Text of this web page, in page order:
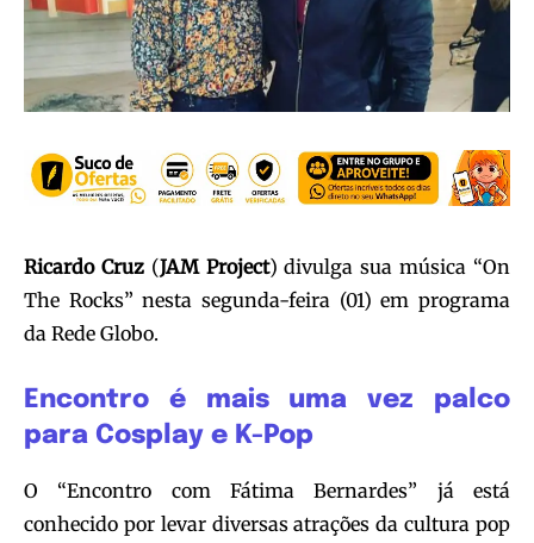
Ricardo Cruz(JAM Project) divulga sua música “On
The Rocks” nesta segunda-feira (01) em programa
da Rede Globo.
Encontro é mais uma vez palco
para Cosplay e K-Pop
O “Encontro com Fátima Bernardes” já está
conhecido por levar diversas atrações da cultura pop